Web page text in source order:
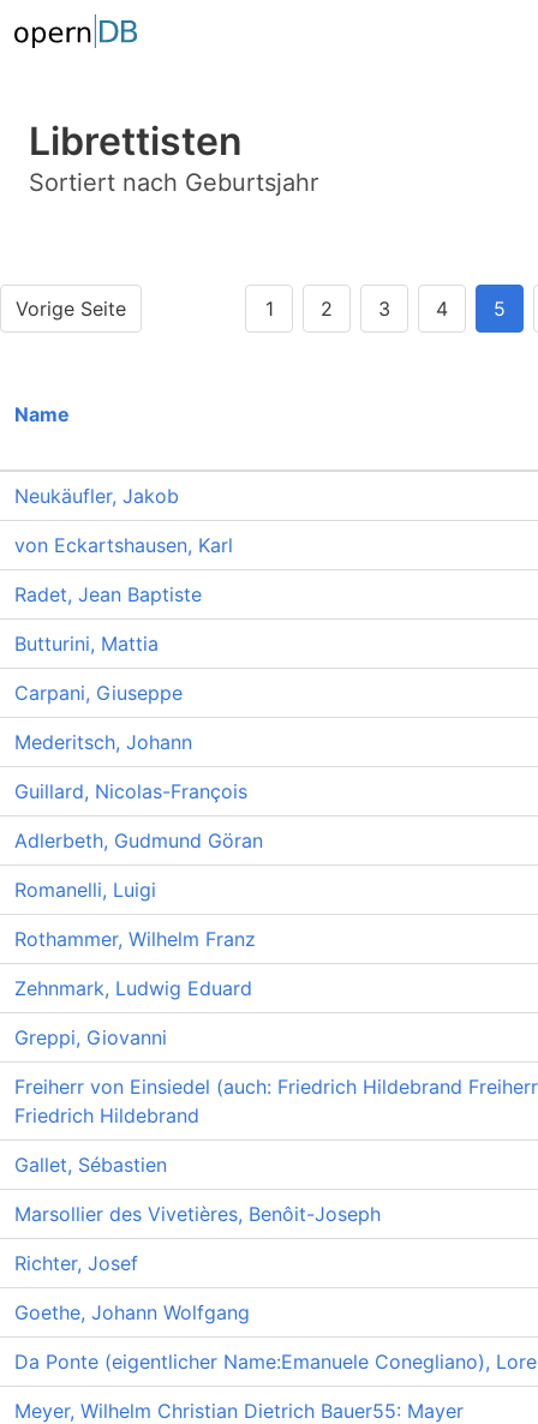
Librettisten
Sortiert nach Geburtsjahr
Vorige Seite 1 2 3 4 5
Name
Neukäufler, Jakob
von Eckartshausen, Karl
Radet, Jean Baptiste
Butturini, Mattia
Carpani, Giuseppe
Mederitsch, Johann
Guillard, Nicolas-François
Adlerbeth, Gudmund Göran
Romanelli, Luigi
Rothammer, Wilhelm Franz
Zehnmark, Ludwig Eduard
Greppi, Giovanni
Freiherr von Einsiedel (auch: Friedrich Hildebrand
Friedrich Hildebrand
Gallet, Sébastien
Marsollier des Vivetières, Benôit-Joseph
Richter, Josef
Goethe, Johann Wolfgang
Da Ponte (eigentlicher Name:Emanuele Conegliano),
Meyer, Wilhelm Christian Dietrich Bauer55: Mayer